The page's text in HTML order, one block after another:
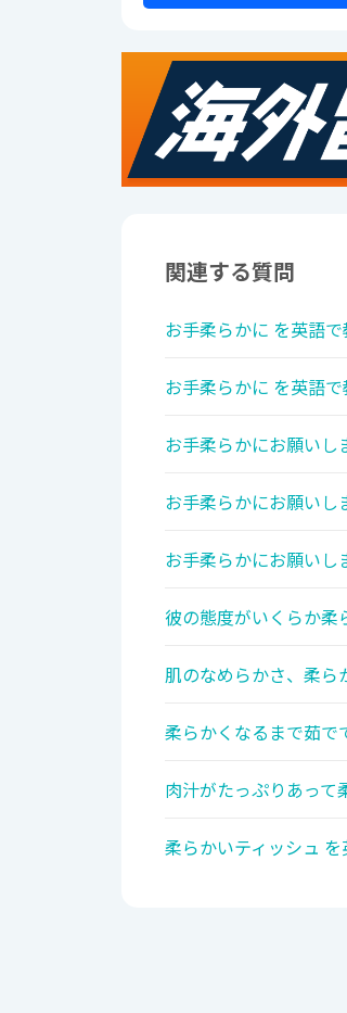
関連する質問
お手柔らかに を英語
お手柔らかに を英語
お手柔らかにお願いし
お手柔らかにお願いし
お手柔らかにお願いし
彼の態度がいくらか柔
肌のなめらかさ、柔ら
柔らかくなるまで茹で
肉汁がたっぷりあって
柔らかいティッシュ